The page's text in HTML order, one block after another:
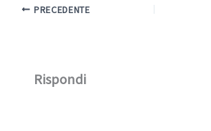
PRECEDENTE
Rispondi